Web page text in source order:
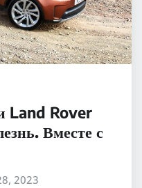
Land Rover
Вместе с
2023